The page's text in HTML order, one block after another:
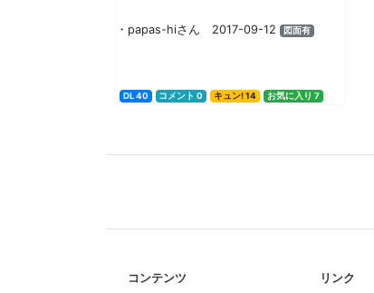
・papas-hiさん 2017-09-12 図面有
DL 40 コメント 0 キュン! 14 お気に入り 7
コンテンツ
リンク